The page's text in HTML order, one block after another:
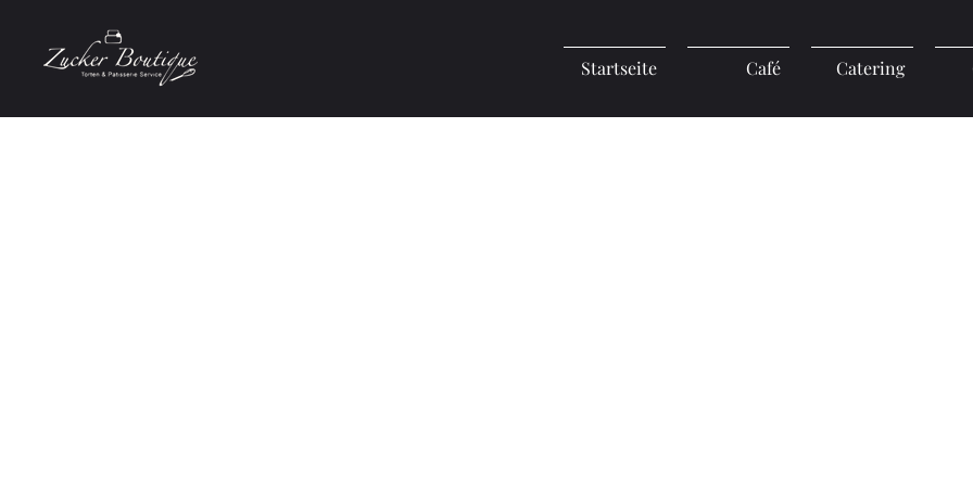
Startseite Café Catering